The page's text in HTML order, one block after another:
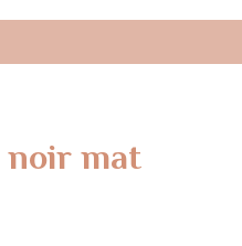
noir mat